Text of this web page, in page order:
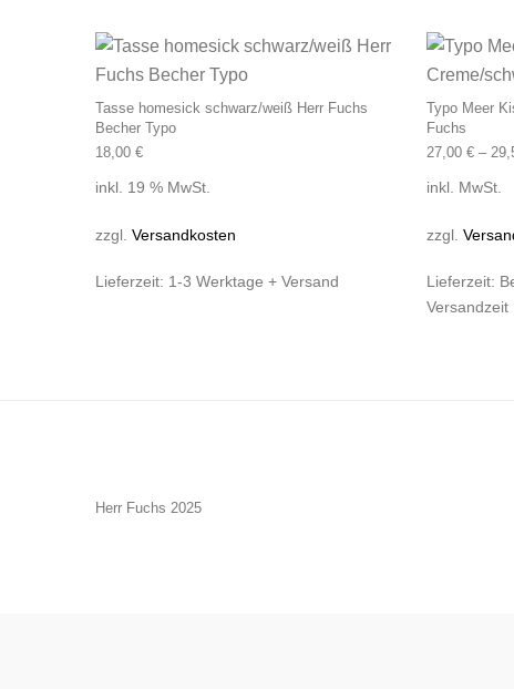
Tasse homesick schwarz/weiß Herr Fuchs
Becher Typo
18,00 €
inkl. 19 % MwSt.
zzgl. Versandkosten
Lieferzeit: 1-3 Werktage + Versand
Typo Meer
Fuchs
27,00 € –
inkl. MwSt.
zzgl.
Lieferzeit:
Versandzeit
Herr Fuchs 2025